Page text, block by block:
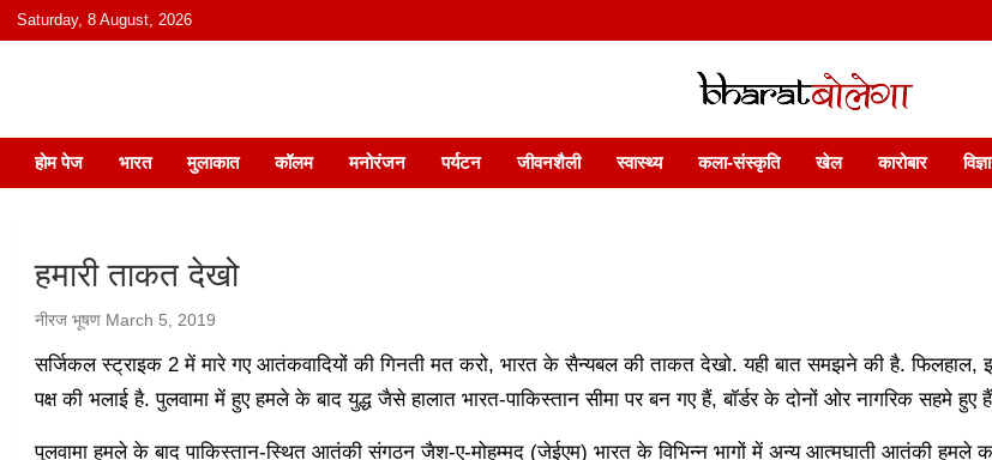
content
Saturday, 8 August, 2026
भारत बोलेगा
हिंदी में समाचार, विचार, ऑडियो, वीडियो और फ़ीचर. भारत बोलेगा हिंदी न्यूज़ वेबसाइट India: News, Views, Info,
होम पेज भारत मुलाकात कॉलम मनोरंजन पर्यटन जीवनशैली स्वास्थ्य कला-संस्कृति खेल कारोबार
हमारी ताकत देखो
नीरज भूषण March 5, 2019
सर्जिकल स्ट्राइक 2 में मारे गए आतंकवादियों की गिनती मत करो, भारत के सैन्यबल की ताकत देखो. यही बात समझने की है. फिलहाल,
पक्ष की भलाई है. पुलवामा में हुए हमले के बाद युद्ध जैसे हालात भारत-पाकिस्तान सीमा पर बन गए हैं, बॉर्डर के दोनों ओर नागरिक सहमे हुए
पुलवामा हमले के बाद पाकिस्तान-स्थित आतंकी संगठन जैश-ए-मोहम्मद (जेईएम) भारत के विभिन्‍न भागों में अन्‍य आत्‍मघाती आतंकी हमले